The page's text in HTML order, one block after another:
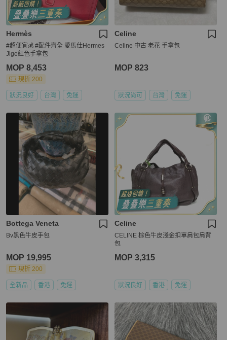
Hermès
#超便宜💰 #配件齊全 愛馬仕Hermes
Jige紅色手拿包
MOP 8,453
現折 200
狀況良好 台灣 免運
Celine
Celine 中古 老花 手拿包
MOP 823
狀況尚可 台灣 免運
Bottega Veneta
Bv黑色牛皮手包
MOP 19,995
現折 200
全新品 香港 免運
Celine
CELINE 棕色牛皮淺金扣單肩包肩背
包
MOP 3,315
狀況良好 香港 免運